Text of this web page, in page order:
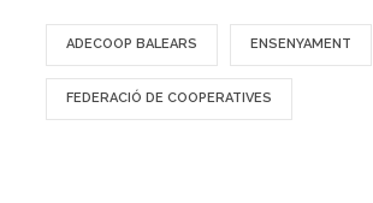
ADECOOP BALEARS ENSENYAMENT
FEDERACIÓ DE COOPERATIVES